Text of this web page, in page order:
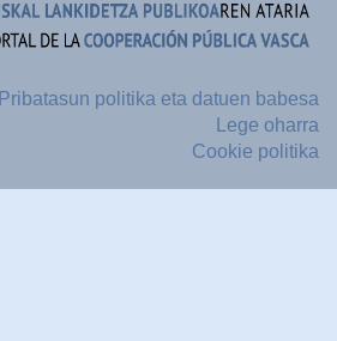
Pribatasun politika eta datuen babesa
Lege oharra
Cookie politika